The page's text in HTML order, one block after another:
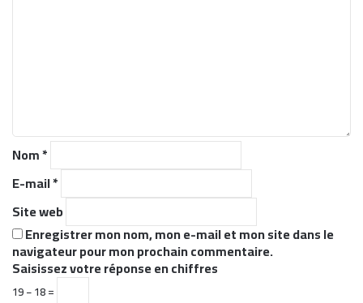
r
e
*
Nom*
E-mail*
Site web
Enregistrer mon nom, mon e-mail et mon site dans le
navigateur pour mon prochain commentaire.
Saisissez votre réponse en chiffres
19 − 18 =